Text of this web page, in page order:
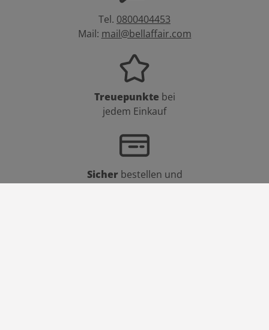
Tel. 0800404453
Mail: mail@bellaffair.com
Treuepunkte bei
jedem Einkauf
Sicher bestellen und